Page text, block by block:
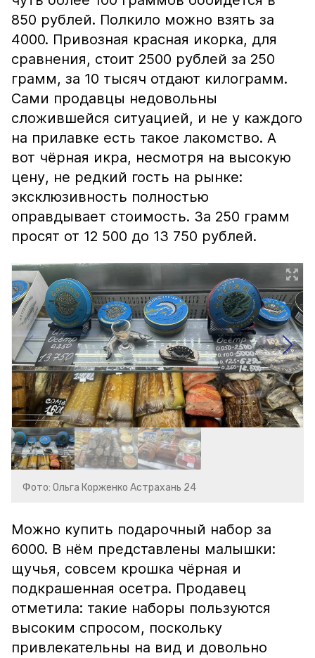
850 рублей. Полкило можно взять за
4000. Привозная красная икорка, для
сравнения, стоит 2500 рублей за 250
грамм, за 10 тысяч отдают килограмм.
Сами продавцы недовольны
сложившейся ситуацией, и не у каждого
на прилавке есть такое лакомство. А
вот чёрная икра, несмотря на высокую
цену, не редкий гость на рынке:
эксклюзивность полностью
оправдывает стоимость. За 250 грамм
просят от 12 500 до 13 750 рублей.
Фото: Ольга Корженко Астрахань 24
Можно купить подарочный набор за
6000. В нём представлены малышки:
щучья, совсем крошка чёрная и
подкрашенная осетра. Продавец
отметила: такие наборы пользуются
высоким спросом, поскольку
привлекательны на вид и довольно